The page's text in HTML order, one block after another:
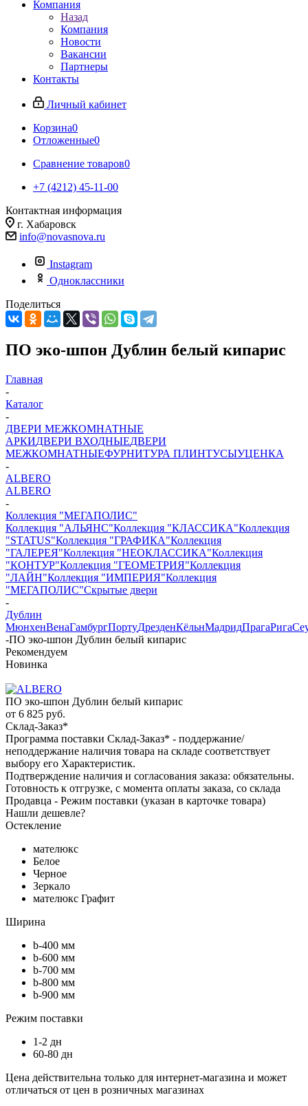
Компания
Назад
Компания
Новости
Вакансии
Партнеры
Контакты
Личный кабинет
Корзина0
Отложенные0
Сравнение товаров0
+7 (4212) 45-11-00
Контактная информация
г. Хабаровск
info@novasnova.ru
Instagram
Одноклассники
Поделиться
ПО эко-шпон Дублин белый кипарис
Главная
-
Каталог
-
ДВЕРИ МЕЖКОМНАТНЫЕ
АРКИДВЕРИ ВХОДНЫЕДВЕРИ
МЕЖКОМНАТНЫЕФУРНИТУРА ПЛИНТУСЫУЦЕНКА
-
ALBERO
ALBERO
-
Коллекция "МЕГАПОЛИС"
Коллекция "АЛЬЯНС"Коллекция "КЛАССИКА"Коллекция
"STATUS"Коллекция "ГРАФИКА"Коллекция
"ГАЛЕРЕЯ"Коллекция "НЕОКЛАССИКА"Коллекция
"КОНТУР"Коллекция "ГЕОМЕТРИЯ"Коллекция
"ЛАЙН"Коллекция "ИМПЕРИЯ"Коллекция
"МЕГАПОЛИС"Скрытые двери
-
Дублин
МюнхенВенаГамбургПортуДрезденКёльнМадридПрагаРига
-ПО эко-шпон Дублин белый кипарис
Рекомендуем
Новинка
ПО эко-шпон Дублин белый кипарис
от 6 825 руб.
Склад-Заказ*
Программа поставки Склад-Заказ* - поддержание/
неподдержание наличия товара на складе соответствует
выбору его Характеристик.
Подтверждение наличия и согласования заказа: обязательны.
Готовность к отгрузке, с момента оплаты заказа, со склада
Продавца - Режим поставки (указан в карточке товара)
Нашли дешевле?
Остекление
мателюкс
Белое
Черное
Зеркало
мателюкс Графит
Ширина
b-400 мм
b-600 мм
b-700 мм
b-800 мм
b-900 мм
Режим поставки
1-2 дн
60-80 дн
Цена действительна только для интернет-магазина и может
отличаться от цен в розничных магазинах